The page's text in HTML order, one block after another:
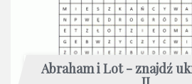
Abraham i Lot - znajdź